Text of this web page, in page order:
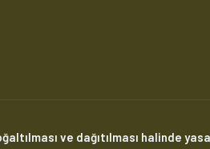
ve dağıtılması halinde